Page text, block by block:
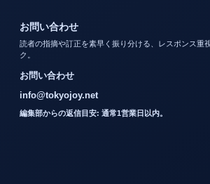
お問い合わせ
読者の指摘や訂正を素早く振り分ける、レスポンス重
ク。
お問い合わせ
info@tokyojoy.net
編集部からの返信目安: 通常1営業日以内。